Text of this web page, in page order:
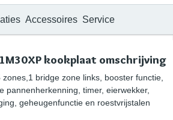
Accessoires Service
kookplaat omschrijving
bridge zone links, booster functie,
pannenherkenning, timer, eierwekker,
geheugenfunctie en roestvrijstalen